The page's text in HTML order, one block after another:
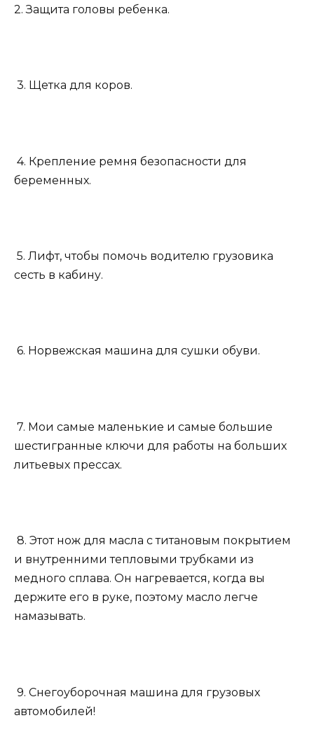
2. Защита головы ребенка.
3. Щетка для коров.
4. Крепление ремня безопасности для
беременных.
5. Лифт, чтобы помочь водителю грузовика
сесть в кабину.
6. Норвежская машина для сушки обуви.
7. Мои самые маленькие и самые большие
шестигранные ключи для работы на больших
литьевых прессах.
8. Этот нож для масла с титановым покрытием
и внутренними тепловыми трубками из
медного сплава. Он нагревается, когда вы
держите его в руке, поэтому масло легче
намазывать.
9. Снегоуборочная машина для грузовых
автомобилей!